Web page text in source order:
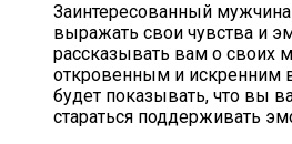
Заинтересованный
выражать свои чувства и
рассказывать вам о своих
откровенным и искренним
будет показывать, что вы
стараться поддерживать